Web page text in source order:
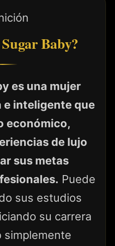
Baby?
es una mujer
e inteligente que
económico,
de lujo
sus metas
Puede
sus estudios
su carrera
simplemente